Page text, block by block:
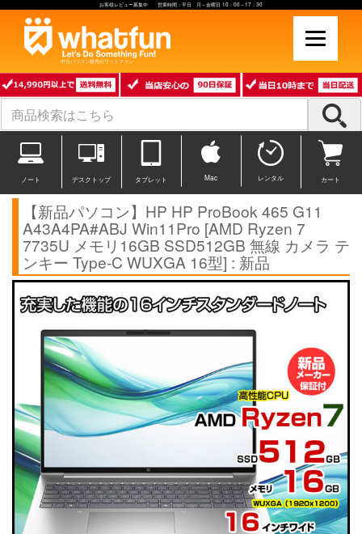
お客様レビュー募集中 営業時間：平日 月～金曜日 10：00～17：30
中古パソコン販売のワットファン
ノート デスクトップ タブレット Mac レンタル カート
【新品パソコン】HP HP ProBook 465 G11
A43A4PA#ABJ Win11Pro [AMD Ryzen 7
7735U メモリ16GB SSD512GB 無線 カメラ テ
ンキー Type-C WUXGA 16型] : 新品